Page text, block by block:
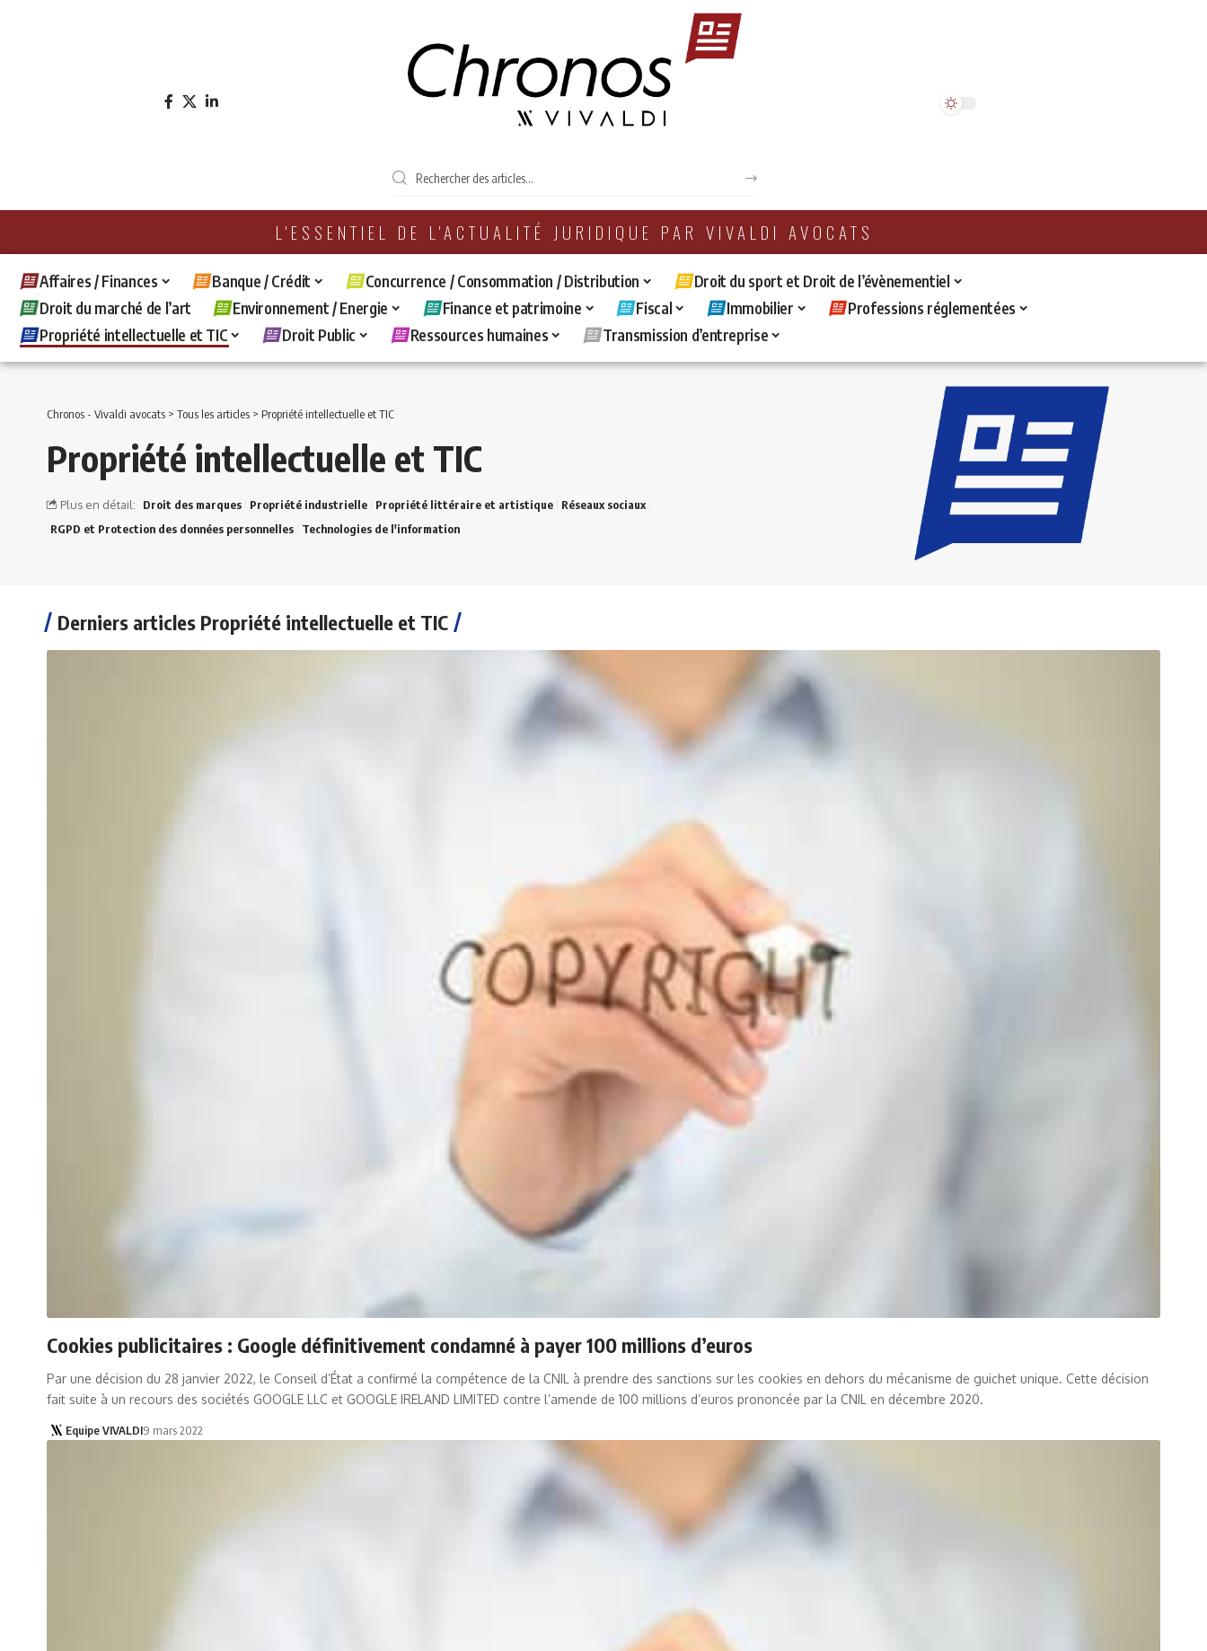
L'ESSENTIEL DE L'ACTUALITÉ JURIDIQUE PAR VIVALDI AVOCATS
Affaires / Finances Banque / Crédit Concurrence / Consommation / Distribution
Droit du sport et Droit de l’évènementiel
Droit du marché de l’art
Environnement / Energie Finance et patrimoine Fiscal Immobilier
Professions réglementées
Propriété intellectuelle et TIC
Droit Public Ressources humaines Transmission d’entreprise
Chronos - Vivaldi avocats > Tous les articles > Propriété intellectuelle et TIC
Propriété intellectuelle et TIC
Plus en détail: Droit des marques Propriété industrielle Propriété littéraire et artistique
Réseaux sociaux
RGPD et Protection des données personnelles
Technologies de l'information
Derniers articles Propriété intellectuelle et TIC
Cookies publicitaires : Google définitivement condamné à payer 100 millions d’euros
Par une décision du 28 janvier 2022, le Conseil d’État a confirmé la compétence de la CNIL à prendre des sanctions sur les cookies en dehors du mécanisme de guichet unique. Cette décision
fait suite à un recours des sociétés GOOGLE LLC et GOOGLE IRELAND LIMITED contre l’amende de 100 millions d’euros prononcée par la CNIL en décembre 2020.
Equipe VIVALDI9 mars 2022